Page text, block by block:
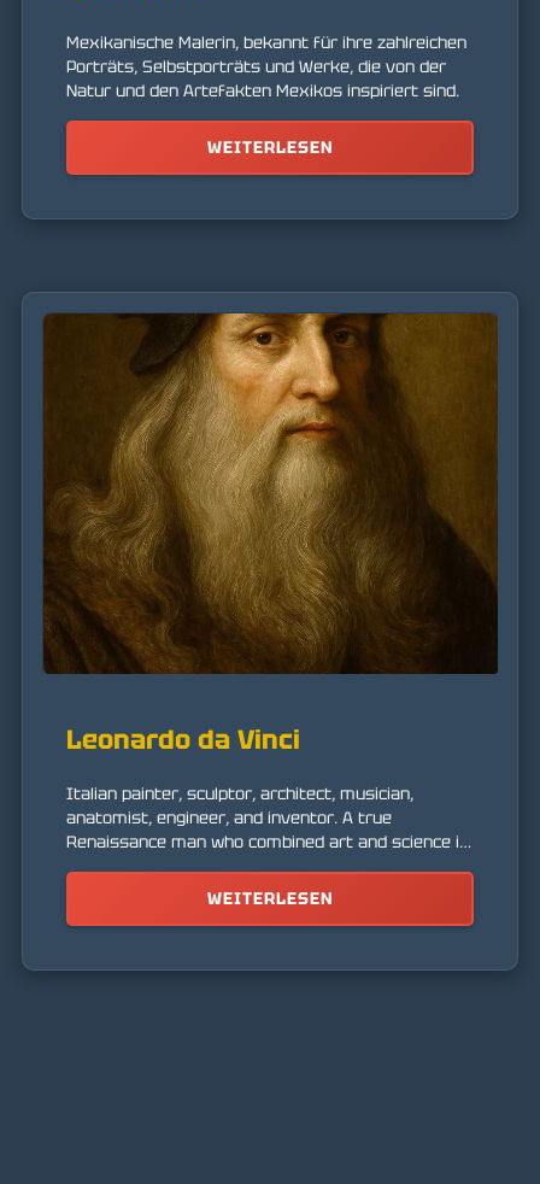
Mexikanische Malerin, bekannt für ihre zahlreichen
Porträts, Selbstporträts und Werke, die von der
Natur und den Artefakten Mexikos inspiriert sind.
WEITERLESEN
Leonardo da Vinci
Italian painter, sculptor, architect, musician,
anatomist, engineer, and inventor. A true
Renaissance man who combined art and science in
WEITERLESEN